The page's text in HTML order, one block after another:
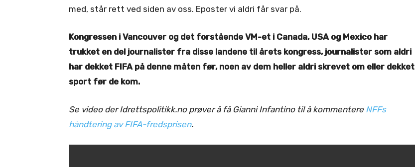
med, står rett ved siden av oss. Eposter vi aldri får svar på.
Kongressen i Vancouver og det forstående VM-et i Canada, USA og Mexico har
trukket en del journalister fra disse landene til årets kongress, journalister som aldri
har dekket FIFA på denne måten før, noen av dem heller aldri skrevet om eller dekket
sport før de kom.
Se video der Idrettspolitikk.no prøver å få Gianni Infantino til å kommentere NFFs
håndtering av FIFA-fredsprisen.